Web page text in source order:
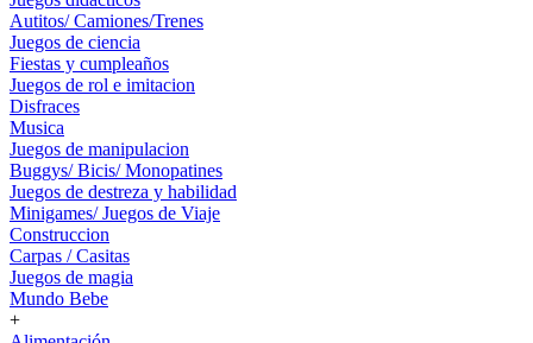
Autitos/ Camiones/Trenes
Juegos de ciencia
Fiestas y cumpleaños
Juegos de rol e imitacion
Disfraces
Musica
Juegos de manipulacion
Buggys/ Bicis/ Monopatines
Juegos de destreza y habilidad
Minigames/ Juegos de Viaje
Construccion
Carpas / Casitas
Juegos de magia
Mundo Bebe
+